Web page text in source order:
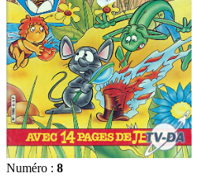
Numéro : 8